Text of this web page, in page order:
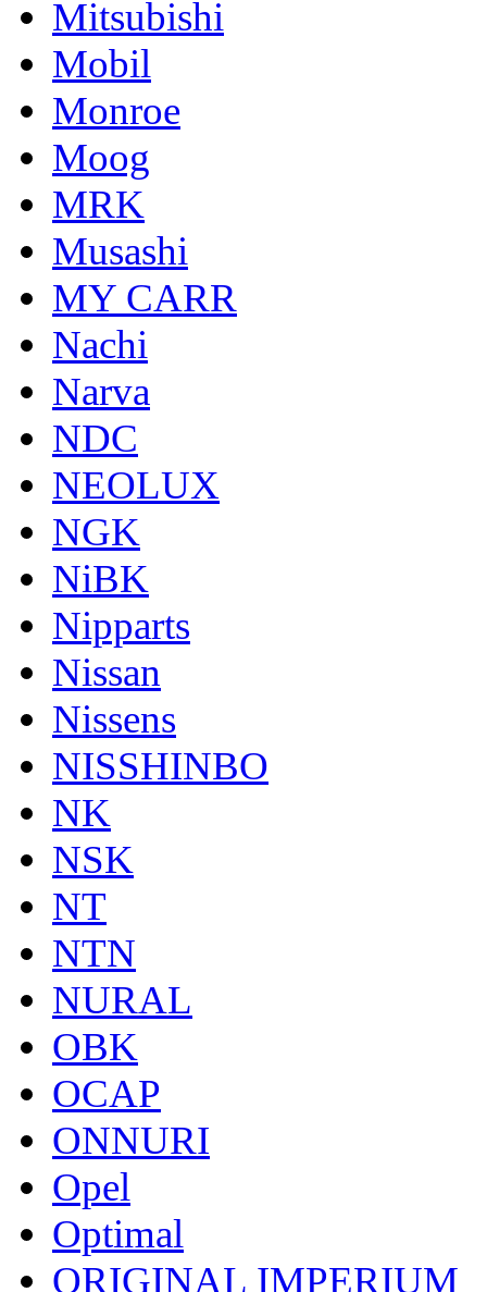
Mitsubishi
Mobil
Monroe
Moog
MRK
Musashi
MY CARR
Nachi
Narva
NDC
NEOLUX
NGK
NiBK
Nipparts
Nissan
Nissens
NISSHINBO
NK
NSK
NT
NTN
NURAL
OBK
OCAP
ONNURI
Opel
Optimal
ORIGINAL IMPERIUM